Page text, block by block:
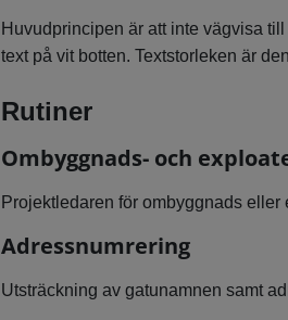
Huvudprincipen är att inte vägvisa
text på vit botten. Textstorleken är
Rutiner
Ombyggnads- och
Projektledaren för ombyggnads
Adressnumrering
Utsträckning av gatunamnen samt